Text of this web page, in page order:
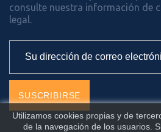
Utilizamos cookies propias y de
de la navegación de los usuarios.
consulte nuestra información de
legal.